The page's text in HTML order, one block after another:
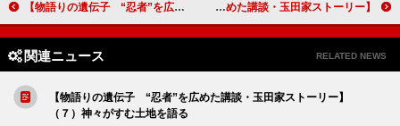
【物語りの遺伝子 “忍者”を広めた講談・玉田家ストーリー】（７）神々がすむ土地を語る 【物語りの遺伝子 “忍者”を広めた講談・玉田家ストーリー】（９）浅間神社で語る「厄よけの桃」
関連ニュース RELATED NEWS
【物語りの遺伝子 “忍者”を広めた講談・玉田家ストーリー】
（７）神々がすむ土地を語る